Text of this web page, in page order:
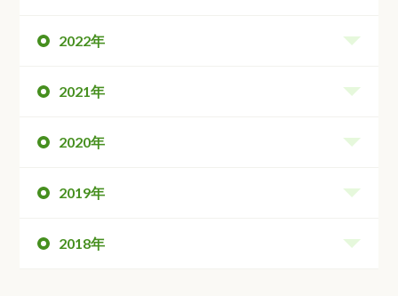
2022年
2021年
2020年
2019年
2018年